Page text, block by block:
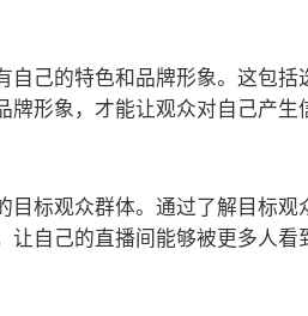
自己的特色和品牌形象。这包
形象，才能让观众对自己产生
目标观众群体。通过了解目标
自己的直播间能够被更多人看